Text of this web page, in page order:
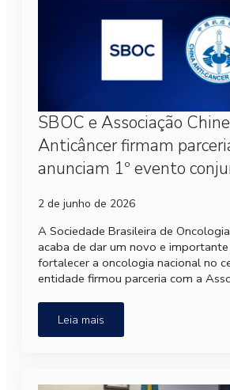
SBOC e Associação
Anticâncer firmam
anunciam 1º evento
2 de junho de 2026
A Sociedade Brasileira de
acaba de dar um novo e
fortalecer a oncologia nacional no
entidade firmou parceria com a
Leia mais